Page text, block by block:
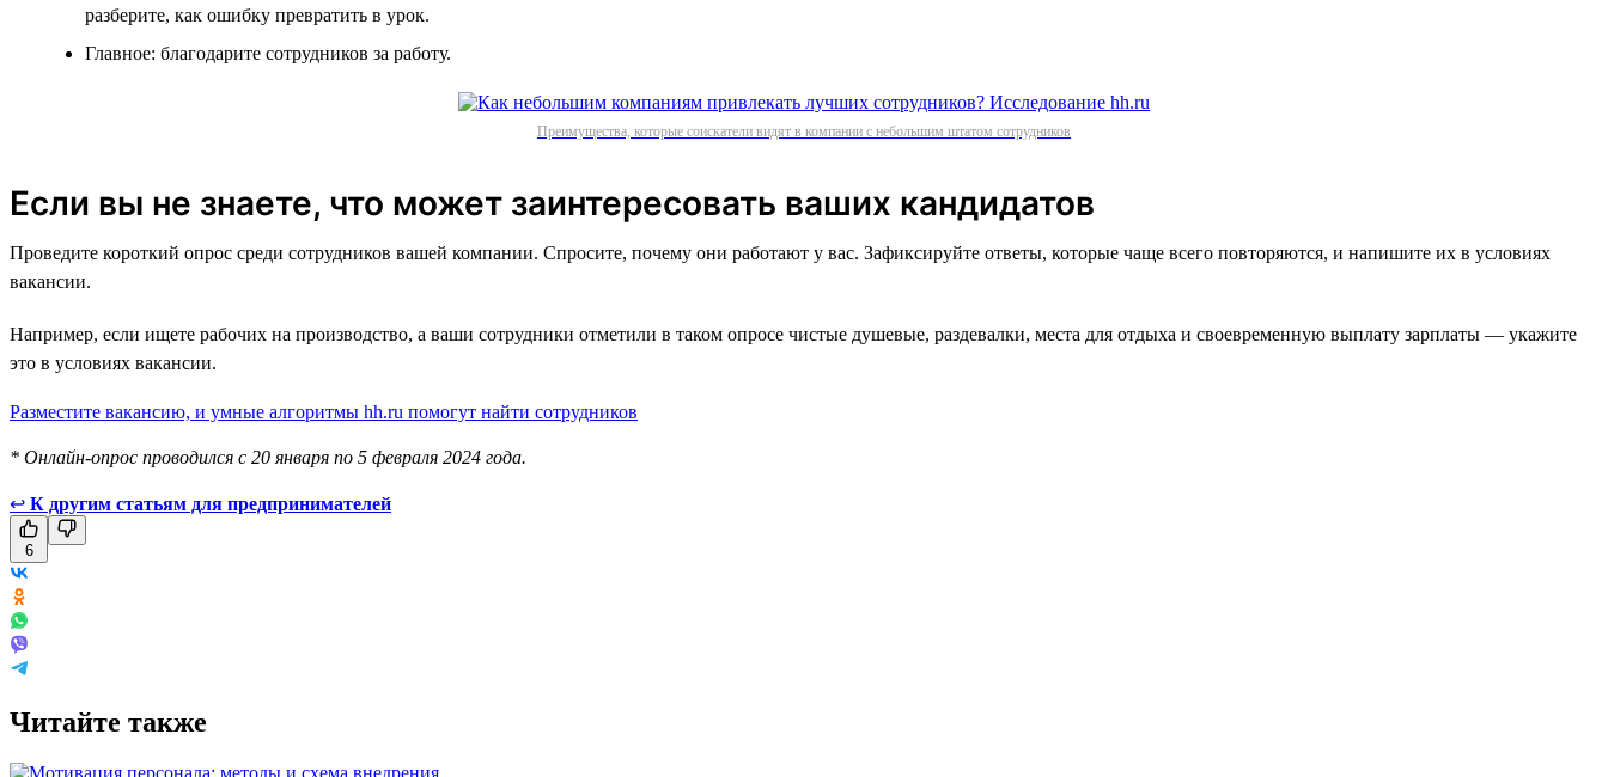
разберите, как ошибку превратить в урок.
Главное: благодарите сотрудников за работу.
Преимущества, которые соискатели видят в компании с небольшим штатом сотрудников
Если вы не знаете, что может заинтересовать ваших кандидатов
Проведите короткий опрос среди сотрудников вашей компании. Спросите, почему они работают у вас. Зафиксируйте ответы, которые чаще всего повторяются, и напишите их в условиях
вакансии.
Например, если ищете рабочих на производство, а ваши сотрудники отметили в таком опросе чистые душевые, раздевалки, места для отдыха и своевременную выплату зарплаты — укажите
это в условиях вакансии.
Разместите вакансию, и умные алгоритмы hh.ru помогут найти сотрудников
* Онлайн-опрос проводился с 20 января по 5 февраля 2024 года.
↩ К другим статьям для предпринимателей
6
Читайте также